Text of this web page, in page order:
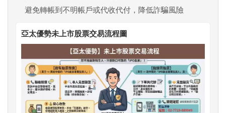
避免轉帳到不明帳戶或代收代付，降低詐騙風險
亞太優勢未上市股票交易流程圖